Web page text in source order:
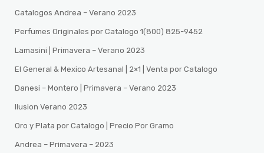
Catalogos Andrea – Verano 2023
Perfumes Originales por Catalogo 1(800) 825-9452
Lamasini | Primavera – Verano 2023
El General & Mexico Artesanal | 2×1 | Venta por Catalogo
Danesi – Montero | Primavera – Verano 2023
Ilusion Verano 2023
Oro y Plata por Catalogo | Precio Por Gramo
Andrea – Primavera – 2023